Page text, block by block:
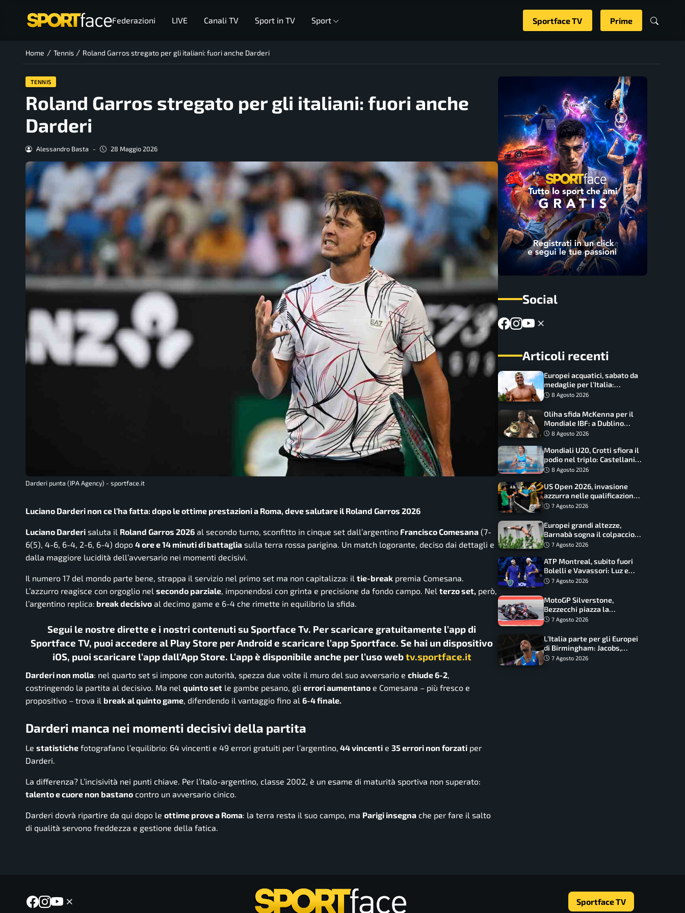
Federazioni LIVE Canali TV Sport in TV Sport Sportface TV Prime
Home / Tennis / Roland Garros stregato per gli italiani: fuori anche Darderi
TENNIS
Roland Garros stregato per gli italiani: fuori anche
Darderi
Alessandro Basta - 28 Maggio 2026
Darderi punta (IPA Agency) - sportface.it
Luciano Darderi non ce l’ha fatta: dopo le ottime prestazioni a Roma, deve salutare il Roland Garros 2026
Luciano Darderi saluta il Roland Garros 2026 al secondo turno, sconfitto in cinque set dall’argentino Francisco Comesana (7-
6(5), 4-6, 6-4, 2-6, 6-4) dopo 4 ore e 14 minuti di battaglia sulla terra rossa parigina. Un match logorante, deciso dai dettagli e
dalla maggiore lucidità dell’avversario nei momenti decisivi.
Il numero 17 del mondo parte bene, strappa il servizio nel primo set ma non capitalizza: il tie-break premia Comesana.
L’azzurro reagisce con orgoglio nel secondo parziale, imponendosi con grinta e precisione da fondo campo. Nel terzo set, però,
l’argentino replica: break decisivo al decimo game e 6-4 che rimette in equilibrio la sfida.
Segui le nostre dirette e i nostri contenuti su Sportface Tv. Per scaricare gratuitamente l’app di
Sportface TV, puoi accedere al Play Store per Android e scaricare l’app Sportface. Se hai un dispositivo
iOS, puoi scaricare l’app dall’App Store. L’app è disponibile anche per l’uso webtv.sportface.it
Darderi non molla: nel quarto set si impone con autorità, spezza due volte il muro del suo avversario e chiude 6-2
costringendo la partita al decisivo. Ma nel quinto set le gambe pesano, gli errori aumentano e Comesana – più fresco e
propositivo – trova il break al quinto game , difendendo il vantaggio fino al 6-4 finale.
Darderi manca nei momenti decisivi della partita
Le statistiche fotografano l’equilibrio: 64 vincenti e 49 errori gratuiti per l’argentino, 44 vincenti e 35 errori non forzati per
Darderi.
La differenza? L’incisività nei punti chiave. Per l’italo-argentino, classe 2002, è un esame di maturità sportiva non superato:
talento e cuore non bastano contro un avversario cinico.
Darderi dovrà ripartire da qui dopo le ottime prove a Roma: la terra resta il suo campo, ma Parigi insegna che per fare il salto
di qualità servono freddezza e gestione della fatica.
Social
Articoli recenti
Europei acquatici, sabato da
medaglie per l’Italia:
Paltrinieri guida la staffetta,
grandi altezze
8 Agosto 2026
Oliha sfida McKenna per il
Mondiale IBF: a Dublino
serve l’impresa nella tana
8 Agosto 2026
Mondiali U20, Crotti sfiora il
podio nel triplo: Castellani
da record, Succo in finale
8 Agosto 2026
US Open 2026, invasione
azzurra nelle qualificazioni:
17 italiani a caccia del main
7 Agosto 2026
Europei grandi altezze,
Barnabà sogna il colpaccio:
è leader a metà gara, Baraldi
7 Agosto 2026
ATP Montreal, subito fuori
Bolelli e Vavassori: Luz e
Matos fermano gli azzurri
7 Agosto 2026
MotoGP Silverstone,
Bezzecchi piazza la
zampata: Aprilia domina,
7 Agosto 2026
L’Italia parte per gli Europei
di Birmingham: Jacobs,
Tamberi e Battocletti
7 Agosto 2026
Sportface TV